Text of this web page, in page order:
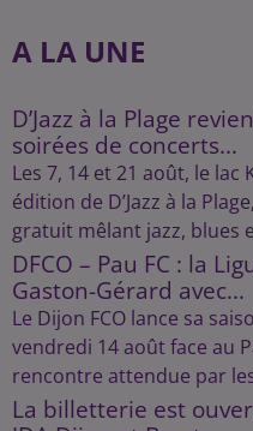
A LA UNE
D’Jazz à la Plage
soirées de concerts...
Les 7, 14 et 21 août, le
édition de D’Jazz à la
gratuit mêlant jazz, blues
DFCO – Pau FC : la
Gaston-Gérard avec...
Le Dijon FCO lance sa
vendredi 14 août face au
rencontre attendue par
La billetterie est